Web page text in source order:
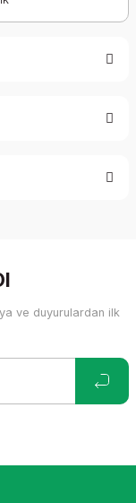
ve duyurulardan ilk